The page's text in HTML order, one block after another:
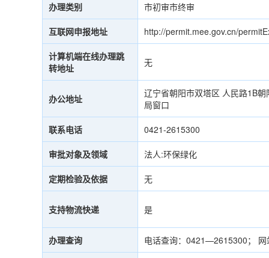
办理类别 市初审市终审
互联网申报地址 http://permit.mee.gov.cn/
计算机端在线办理跳
转地址
无
办公地址
辽宁省朝阳市双塔区 人民路1B
局窗口
联系电话 0421-2615300
审批对象及领域 法人:环保绿化
定期检验及依据 无
支持物流快递 是
办理查询 电话查询：0421—2615300； 网